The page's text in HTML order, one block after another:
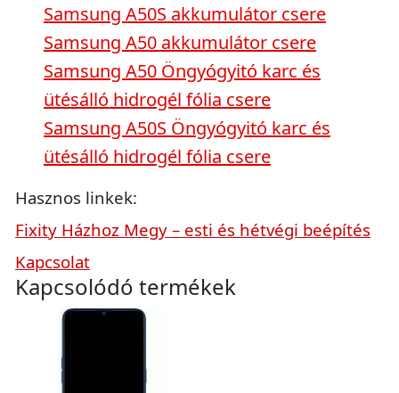
Samsung A50S akkumulátor csere
Samsung A50 akkumulátor csere
Samsung A50 Öngyógyitó karc és
ütésálló hidrogél fólia csere
Samsung A50S Öngyógyitó karc és
ütésálló hidrogél fólia csere
Hasznos linkek:
Fixity Házhoz Megy – esti és hétvégi beépítés
Kapcsolat
Kapcsolódó termékek